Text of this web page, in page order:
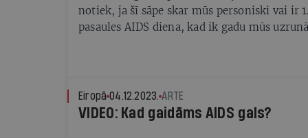
notiek, ja šī sāpe skar mūs personiski vai ir
pasaules AIDS diena, kad ik gadu mūs
slimība taču attiecas uz citiem, tiem
neizvēlīgajiem, nevis uz mums -
Tomēr pieredze liecina, ka šī nelaime var
Eiropā 04.12.2023. ARTE
VIDEO: Kad gaidāms AIDS gals?